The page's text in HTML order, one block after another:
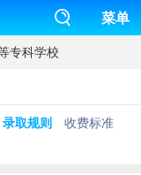
菜单
专科学校
录取规则
收费标准